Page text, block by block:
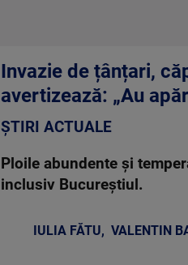
Invazie de țânțari,
avertizează: „Au
ȘTIRI ACTUALE
Ploile abundente și
inclusiv Bucureștiul.
IULIA FĂTU, VALENTIN